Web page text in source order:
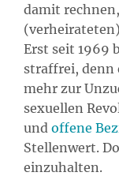
damit
Erst seit 1969
straffrei, denn
mehr zur
sexuellen
und offene
Stellenwert.
einzuhalten.